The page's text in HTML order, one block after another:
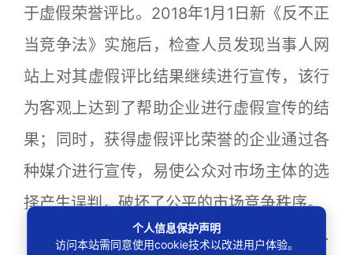
于虚假荣誉评比。2018年1月1日新《反不正
当竞争法》实施后，检查人员发现当事人网
站上对其虚假评比结果继续进行宣传，该行
为客观上达到了帮助企业进行虚假宣传的结
果；同时，获得虚假评比荣誉的企业通过各
种媒介进行宣传，易使公众对市场主体的选
择产生误判，破坏了公平的市场竞争秩序。
当事人的行为违反了有关法律规定：1.
个人信息保护声明
访问本站需同意使用cookie技术以改进用户体验。